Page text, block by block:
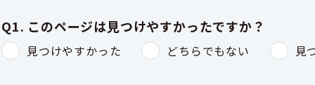
Q1. このページは見つけやすかったですか？
見つけやすかった どちらでもない 見